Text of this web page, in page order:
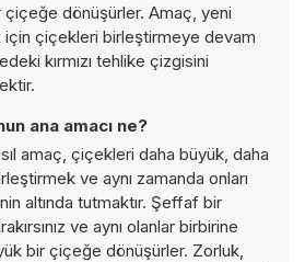
çiçeğe dönüşürler. Amaç, yeni
için çiçekleri birleştirmeye devam
kırmızı tehlike çizgisini
ana amacı ne?
amaç, çiçekleri daha büyük, daha
ve aynı zamanda onları
altında tutmaktır. Şeffaf bir
ve aynı olanlar birbirine
bir çiçeğe dönüşürler. Zorluk,